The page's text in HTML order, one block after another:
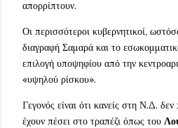
απορρίπτουν.
Οι περισσότεροι κυβερνητικοί,
διαγραφή Σαμαρά και το
επιλογή υποψηφίου από την
«υψηλού ρίσκου».
Γεγονός είναι ότι κανείς στη Ν.Δ.
έχουν πέσει στο τραπέζι όπως του